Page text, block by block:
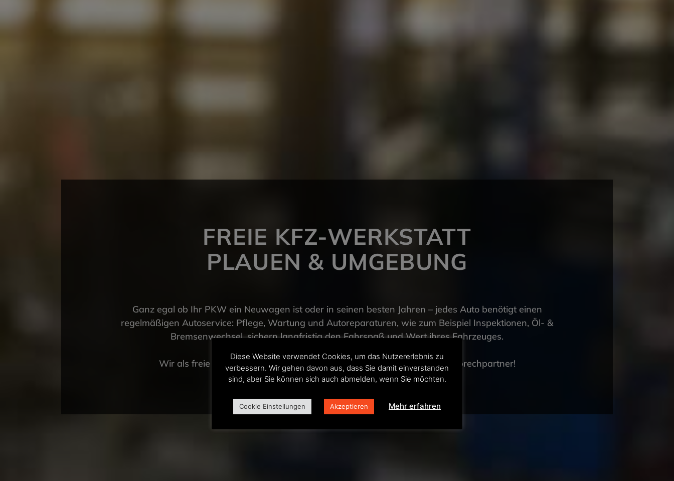
FREIE KFZ-WERKSTATT
PLAUEN & UMGEBUNG
Ganz egal ob Ihr PKW ein Neuwagen ist oder in seinen besten Jahren – jedes Auto benötigt einen
regelmäßigen Autoservice: Pflege, Wartung und Autoreparaturen, wie zum Beispiel Inspektionen, Öl- &
Bremsenwechsel, sichern langfristig den Fahrspaß und Wert ihres Fahrzeuges.
Wir als freie Kfz-Werkstatt im Raum Plauen sind dafür Ihr richtiger Ansprechpartner!
Diese Website verwendet Cookies, um das Nutzererlebnis zu
verbessern. Wir gehen davon aus, dass Sie damit einverstanden
sind, aber Sie können sich auch abmelden, wenn Sie möchten.
Cookie Einstellungen Akzeptieren Mehr erfahren